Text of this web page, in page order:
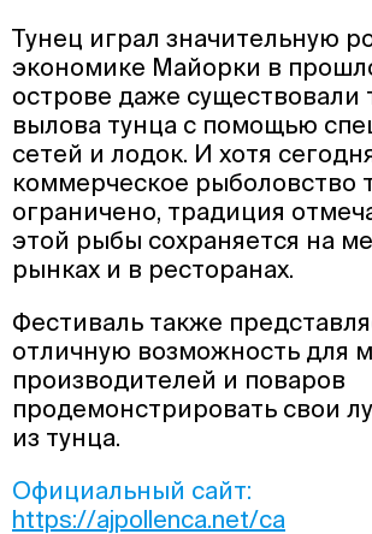
Тунец играл значительную
экономике Майорки в
острове даже существовали
вылова тунца с помощью
сетей и лодок. И хотя
коммерческое рыболовство
ограничено, традиция
этой рыбы сохраняется на
рынках и в ресторанах.
Фестиваль также
отличную возможность для
производителей и поваров
продемонстрировать свои
из тунца.
Официальный сайт:
https://ajpollenca.net/ca